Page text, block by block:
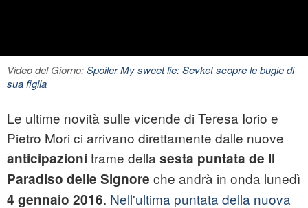
Video del Giorno:Spoiler My sweet lie: Sevket scopre le bugie di
sua figlia
Le ultime novità sulle vicende di Teresa Iorio e
Pietro Mori ci arrivano direttamente dalle nuove
anticipazioni trame della sesta puntata de Il
Paradiso delle Signore che andrà in onda lunedì
4 gennaio 2016. Nell'ultima puntata della nuova